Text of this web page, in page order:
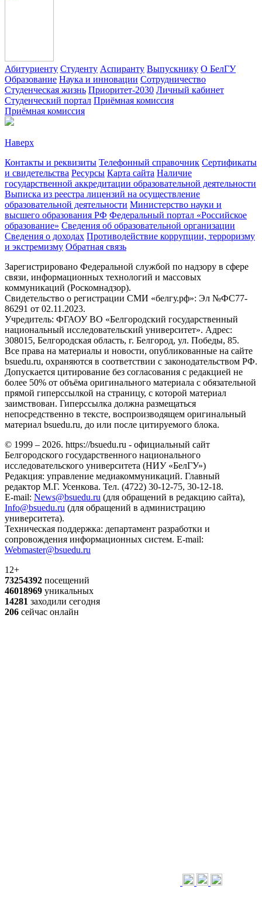
Абитуриенту Студенту Аспиранту Выпускнику О БелГУ
Образование Наука и инновации Сотрудничество
Студенческая жизнь Приоритет-2030 Личный кабинет
Студенческий портал Приёмная комиссия
Приёмная комиссия
Наверх
Контакты и реквизиты Телефонный справочник Сертификаты
и свидетельства Ресурсы Карта сайта Наличие
государственной аккредитации образовательной деятельности
Выписка из реестра лицензий на осуществление
образовательной деятельности Министерствo науки и
высшего образования РФ Федеральный портал «Российское
образование» Сведения об образовательной организации
Сведения о доходах Противодействие коррупции, терроризму
и экстремизму Обратная связь
Зарегистрировано Федеральной службой по надзору в сфере
связи, информационных технологий и массовых
коммуникаций (Роскомнадзор).
Свидетельство о регистрации СМИ «белгу.рф»: Эл №ФС77-
86291 от 02.11.2023.
Учредитель: ФГАОУ ВО «Белгородский государственный
национальный исследовательский университет». Адрес:
308015, Белгородская область, г. Белгород, ул. Победы, 85.
Все права на материалы и новости, опубликованные на сайте
bsuedu.ru, охраняются в соответствии с законодательством РФ.
Допускается цитирование без согласования с редакцией не
более 50% от объёма оригинального материала с обязательной
прямой гиперссылкой на страницу, с которой материал
заимствован. Гиперссылка должна размещаться
непосредственно в тексте, воспроизводящем оригинальный
материал bsuedu.ru, до или после цитируемого блока.
© 1999 – 2026. https://bsuedu.ru - официальный сайт
Белгородского государственного национального
исследовательского университета (НИУ «БелГУ»)
Редакция: управление медиакоммуникаций. Главный
редактор М.Г. Усенкова. Тел. (4722) 30-12-75, 30-12-18.
E-mail: News@bsuedu.ru (для обращений в редакцию сайта),
Info@bsuedu.ru (для обращений в администрацию
университета).
Техническая поддержка: департамент разработки и
сопровождения информационных систем. E-mail:
Webmaster@bsuedu.ru
12+
73254392 посещений
46018969 уникальных
14281 заходили сегодня
206 сейчас онлайн